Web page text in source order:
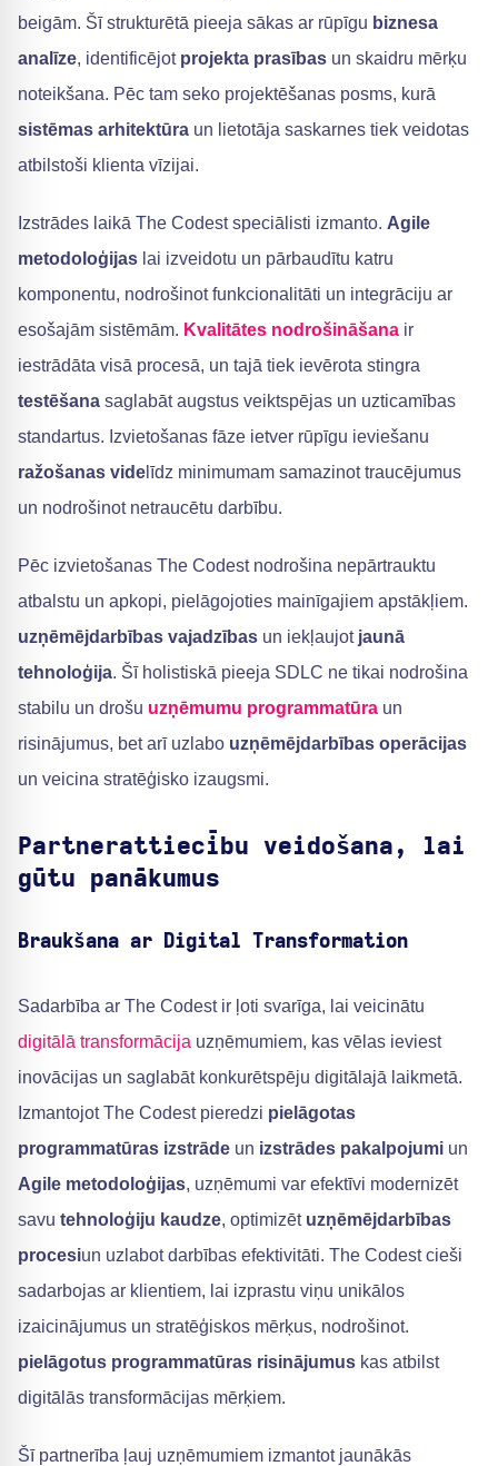
beigām. Šī strukturētā pieeja sākas ar rūpīgu biznesa
analīze, identificējot projekta prasības un skaidru mērķu
noteikšana. Pēc tam seko projektēšanas posms, kurā
sistēmas arhitektūra un lietotāja saskarnes tiek veidotas
atbilstoši klienta vīzijai.
Izstrādes laikā The Codest speciālisti izmanto. Agile
metodoloģijas lai izveidotu un pārbaudītu katru
komponentu, nodrošinot funkcionalitāti un integrāciju ar
esošajām sistēmām. Kvalitātes nodrošināšana ir
iestrādāta visā procesā, un tajā tiek ievērota stingra
testēšana saglabāt augstus veiktspējas un uzticamības
standartus. Izvietošanas fāze ietver rūpīgu ieviešanu
ražošanas vide līdz minimumam samazinot traucējumus
un nodrošinot netraucētu darbību.
Pēc izvietošanas The Codest nodrošina nepārtrauktu
atbalstu un apkopi, pielāgojoties mainīgajiem apstākļiem.
uzņēmējdarbības vajadzības un iekļaujot jaunā
tehnoloģija. Šī holistiskā pieeja SDLC ne tikai nodrošina
stabilu un drošu uzņēmumu programmatūra un
risinājumus, bet arī uzlabo uzņēmējdarbības operācijas
un veicina stratēģisko izaugsmi.
Partnerattiecību veidošana, lai
gūtu panākumus
Braukšana ar Digital Transformation
Sadarbība ar The Codest ir ļoti svarīga, lai veicinātu
digitālā transformācija uzņēmumiem, kas vēlas ieviest
inovācijas un saglabāt konkurētspēju digitālajā laikmetā.
Izmantojot The Codest pieredzi pielāgotas
programmatūras izstrāde un izstrādes pakalpojumi un
Agile metodoloģijas, uzņēmumi var efektīvi modernizēt
savu tehnoloģiju kaudze, optimizēt uzņēmējdarbības
procesiun uzlabot darbības efektivitāti. The Codest cieši
sadarbojas ar klientiem, lai izprastu viņu unikālos
izaicinājumus un stratēģiskos mērķus, nodrošinot.
pielāgotus programmatūras risinājumus kas atbilst
digitālās transformācijas mērķiem.
Šī partnerība ļauj uzņēmumiem izmantot jaunākās